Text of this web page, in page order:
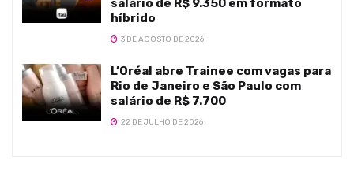
salário de R$ 9.350 em formato
híbrido
3 DE AGOSTO DE 2026
L’Oréal abre Trainee com vagas para
Rio de Janeiro e São Paulo com
salário de R$ 7.700
22 DE JULHO DE 2026